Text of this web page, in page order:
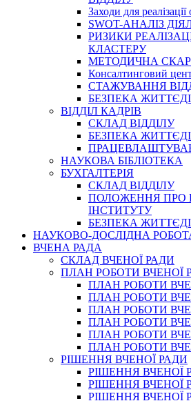
Заходи для
SWOT-АНАЛІЗ
РИЗИКИ
КЛАСТЕРУ
МЕТОДИЧНА
Консалтинговий
СТАЖУВАННЯ
БЕЗПЕКА
ВІДДІЛ КАДРІВ
СКЛАД ВІДДІЛУ
БЕЗПЕКА
НАУКОВА БІБЛІОТЕКА
БУХГАЛТЕРІЯ
СКЛАД ВІДДІЛУ
ПОЛОЖЕННЯ ПРО
ІНСТИТУТУ
БЕЗПЕКА
НАУКОВО-ДОСЛІДНА
ВЧЕНА РАДА
СКЛАД ВЧЕНОЇ РАДИ
ПЛАН РОБОТИ ВЧЕНОЇ
ПЛАН РОБОТИ
ПЛАН РОБОТИ
ПЛАН РОБОТИ
ПЛАН РОБОТИ
ПЛАН РОБОТИ
ПЛАН РОБОТИ
РІШЕННЯ ВЧЕНОЇ РАДИ
РІШЕННЯ ВЧЕНОЇ
РІШЕННЯ ВЧЕНОЇ
РІШЕННЯ ВЧЕНОЇ